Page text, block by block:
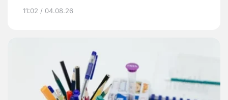
11:02 / 04.08.26